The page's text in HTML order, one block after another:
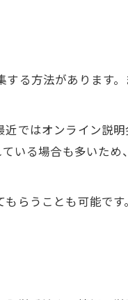
る方法があります
ではオンライン説
いる場合も多いため
らうことも可能で